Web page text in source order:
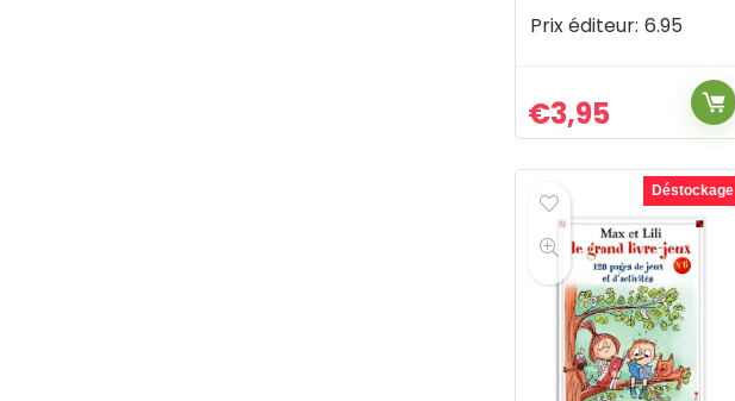
Prix éditeur: 6.95
€3,95
Déstockage